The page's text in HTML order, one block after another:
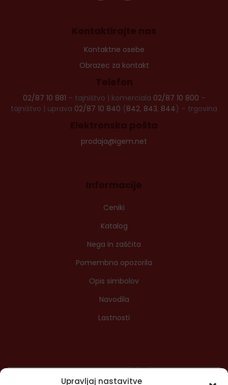
Upravljaj nastavitve
Kontaktirajte nas
Kontaktne osebe
Obrazec za kontakt
Telefon
02/87 10 881 – tajništvo | komerciala 02/87 10 800 –
tajništvo | uprava 02/87 10 840 (842, 843, 844) – trgovina
Elektronska pošta
prodaja@igem.net
Informacije
Ceniki
Katalog
Nega in zaščita
Pomembna opozorila
Opis simbolov
Navodila
Lastnosti